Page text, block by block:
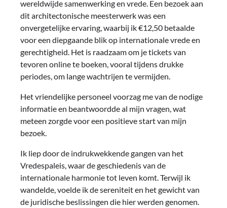
wereldwijde samenwerking en vrede. Een bezoek aan
dit architectonische meesterwerk was een
onvergetelijke ervaring, waarbij ik €12,50 betaalde
voor een diepgaande blik op internationale vrede en
gerechtigheid. Het is raadzaam om je tickets van
tevoren online te boeken, vooral tijdens drukke
periodes, om lange wachtrijen te vermijden.
Het vriendelijke personeel voorzag me van de nodige
informatie en beantwoordde al mijn vragen, wat
meteen zorgde voor een positieve start van mijn
bezoek.
Ik liep door de indrukwekkende gangen van het
Vredespaleis, waar de geschiedenis van de
internationale harmonie tot leven komt. Terwijl ik
wandelde, voelde ik de sereniteit en het gewicht van
de juridische beslissingen die hier werden genomen.